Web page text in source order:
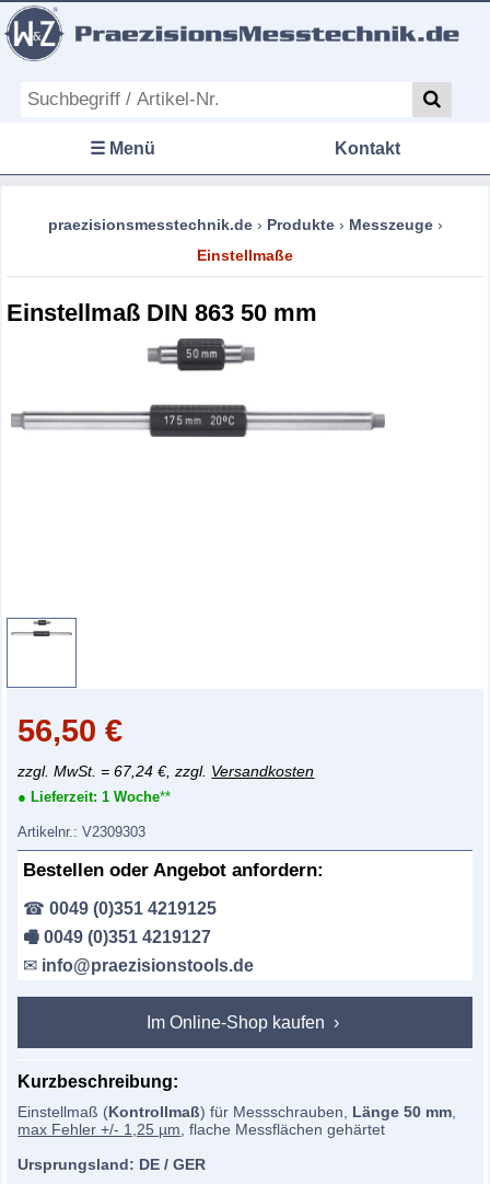
☰ Menü Kontakt
praezisionsmesstechnik.de › Produkte › Messzeuge ›
Einstellmaße
Einstellmaß DIN 863 50 mm
56,50€
zzgl. MwSt. = 67,24 €, zzgl. Versandkosten
● Lieferzeit:1 Woche**
Artikelnr.:V2309303
Bestellen oder Angebot anfordern:
☎0049 (0)351 4219125
🖷 0049 (0)351 4219127
✉ info@praezisionstools.de
Im Online-Shop kaufen
Kurzbeschreibung:
Einstellmaß (Kontrollmaß) für Messschrauben, Länge 50 mm
max Fehler +/- 1,25 µm , flache Messflächen gehärtet
Ursprungsland: DE / GER